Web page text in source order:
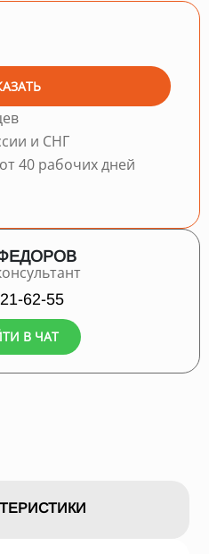
и СНГ
40 рабочих дней
62-55
В ЧАТ